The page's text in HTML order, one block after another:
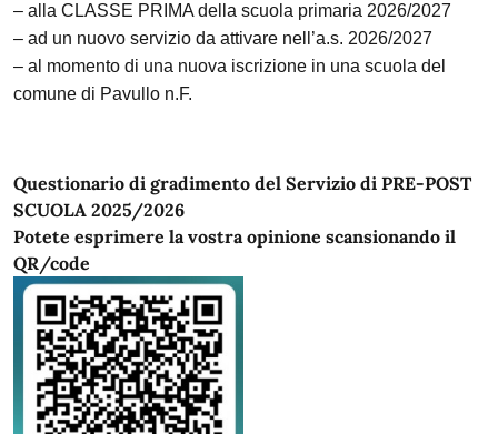
– alla CLASSE PRIMA della scuola primaria 2026/2027
– ad un nuovo servizio da attivare nell’a.s. 2026/2027
– al momento di una nuova iscrizione in una scuola del
comune di Pavullo n.F.
Questionario di gradimento del Servizio di PRE-POST
SCUOLA 2025/2026
Potete esprimere la vostra opinione scansionando il
QR/code